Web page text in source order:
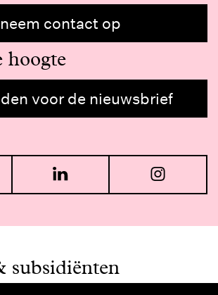
neem contact op
hoogte
voor de nieuwsbrief
Bluesky LinkedIn
subsidiënten